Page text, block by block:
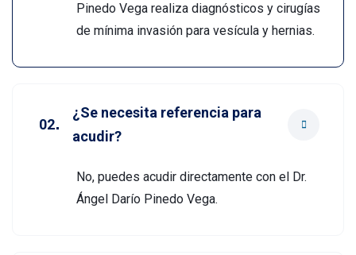
Pinedo Vega realiza diagnósticos y cirugías
de mínima invasión para vesícula y hernias.
¿Se necesita referencia para
acudir?
No, puedes acudir directamente con el Dr.
Ángel Darío Pinedo Vega.